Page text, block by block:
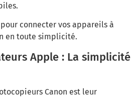
connecter vos appareils à
en toute simplicité.
Apple : La simplicité
Canon est leur